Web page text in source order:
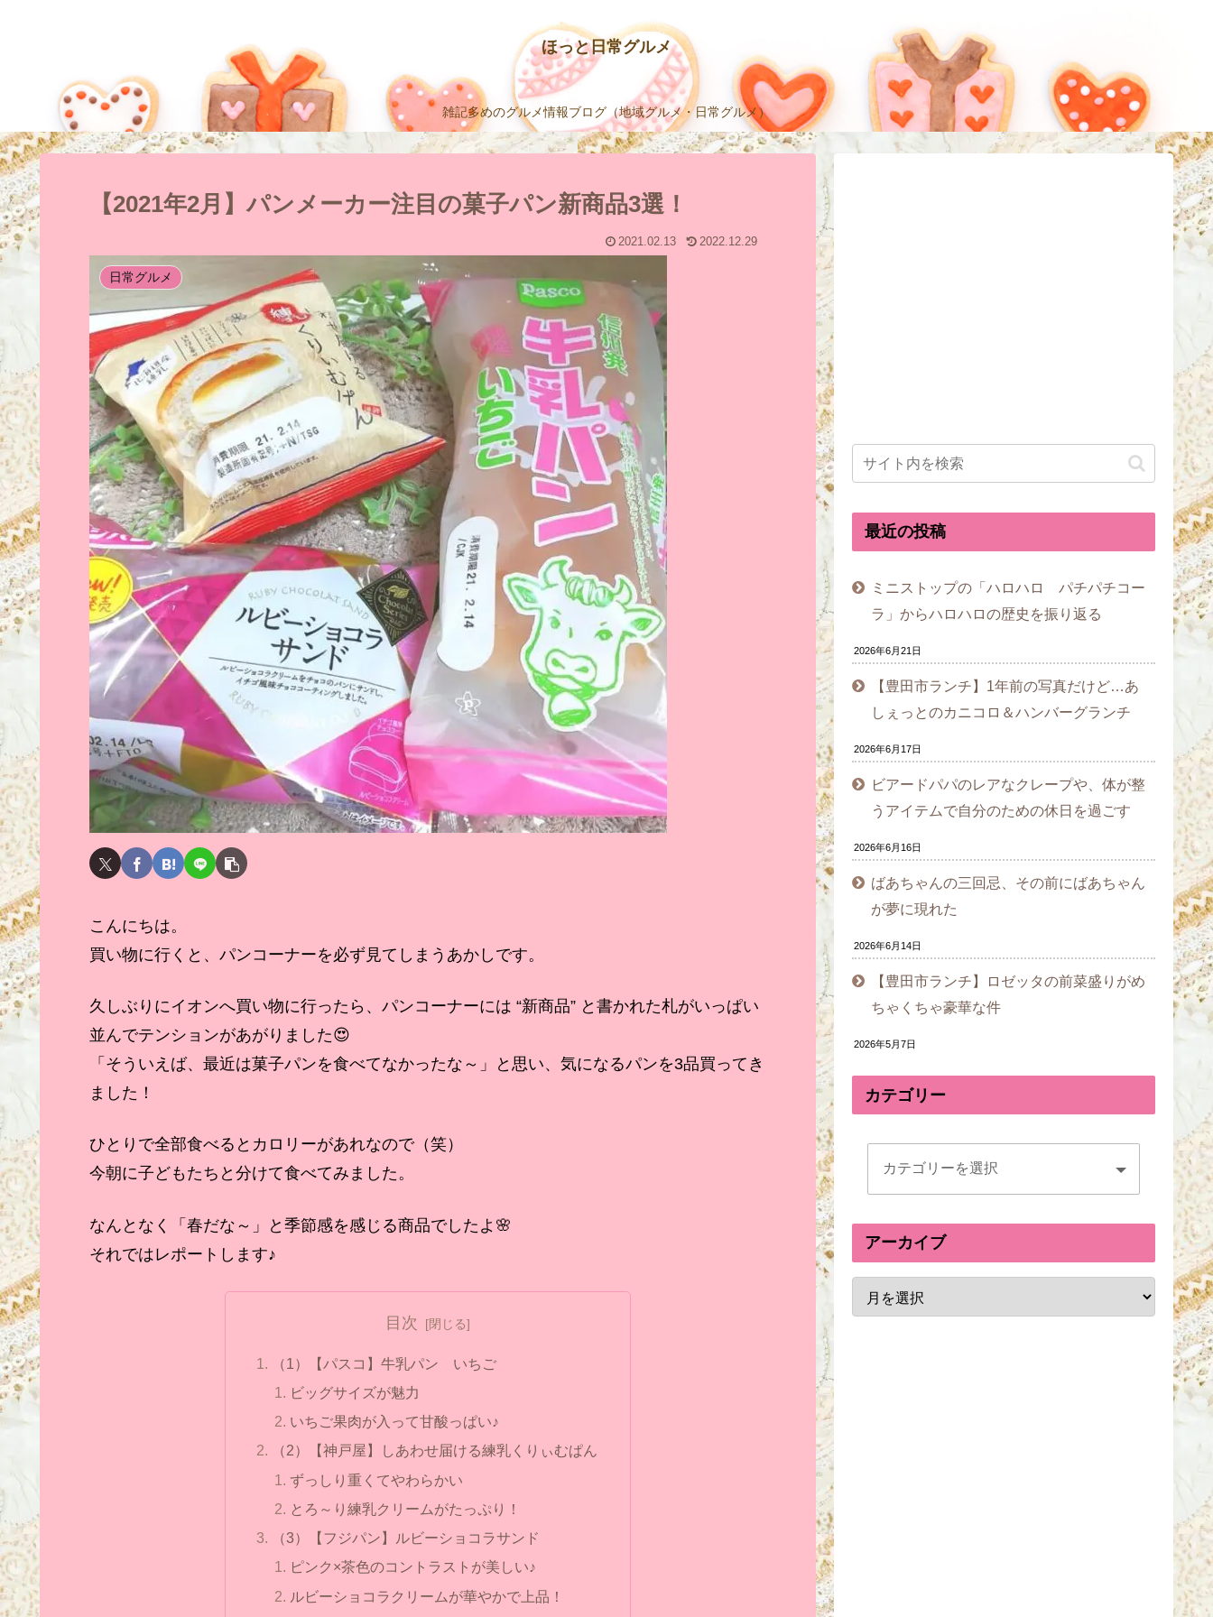
ほっと日常グルメ
雑記多めのグルメ情報ブログ（地域グルメ・日常グルメ）
【2021年2月】パンメーカー注目の菓子パン新商品3選！
2021.02.13 2022.12.29
日常グルメ
こんにちは。
買い物に行くと、パンコーナーを必ず見てしまうあかしです。
久しぶりにイオンへ買い物に行ったら、パンコーナーには “新商品” と書かれた札がいっぱい
並んでテンションがあがりました😍
「そういえば、最近は菓子パンを食べてなかったな～」と思い、気になるパンを3品買ってき
ました！
ひとりで全部食べるとカロリーがあれなので（笑）
今朝に子どもたちと分けて食べてみました。
なんとなく「春だな～」と季節感を感じる商品でしたよ🌸
それではレポートします♪
目次
（1）【パスコ】牛乳パン いちご
ビッグサイズが魅力
いちご果肉が入って甘酸っぱい♪
（2）【神戸屋】しあわせ届ける練乳くりぃむぱん
ずっしり重くてやわらかい
とろ～り練乳クリームがたっぷり！
（3）【フジパン】ルビーショコラサンド
ピンク×茶色のコントラストが美しい♪
ルビーショコラクリームが華やかで上品！
最近の投稿
ミニストップの「ハロハロ パチパチコー
ラ」からハロハロの歴史を振り返る
2026年6月21日
【豊田市ランチ】1年前の写真だけど…あ
しぇっとのカニコロ＆ハンバーグランチ
2026年6月17日
ビアードパパのレアなクレープや、体が整
うアイテムで自分のための休日を過ごす
2026年6月16日
ばあちゃんの三回忌、その前にばあちゃん
が夢に現れた
2026年6月14日
【豊田市ランチ】ロゼッタの前菜盛りがめ
ちゃくちゃ豪華な件
2026年5月7日
カテゴリー
アーカイブ